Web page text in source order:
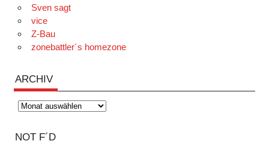
Sven sagt
vice
Z-Bau
zonebattler´s homezone
ARCHIV
Archiv
NOT F´D